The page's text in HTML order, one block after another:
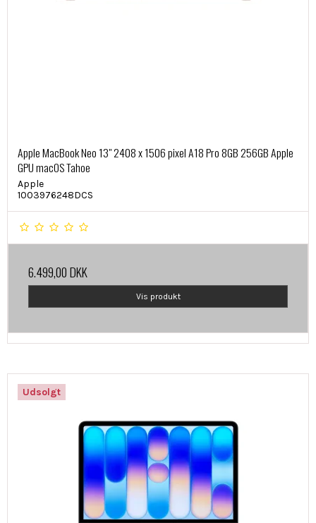
Apple MacBook Neo 13" 2408 x 1506 pixel A18 Pro 8GB 256GB Apple
GPU macOS Tahoe
Apple
1003976248DCS
6.499,00 DKK
Vis produkt
Udsolgt